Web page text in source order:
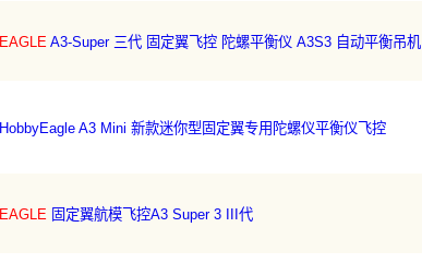
EAGLEA3-Super 三代 固定翼飞控 陀螺平衡仪 A3S3 自动平衡吊机
HobbyEagle A3 Mini 新款迷你型固定翼专用陀螺仪平衡仪飞控
EAGLE固定翼航模飞控A3 Super 3 III代